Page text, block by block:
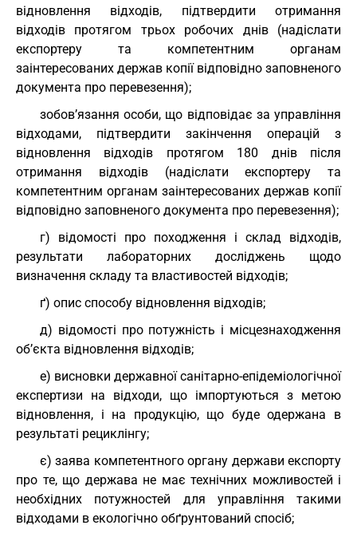
відновлення відходів, підтвердити отримання
відходів протягом трьох робочих днів (надіслати
експортеру та компетентним органам
заінтересованих держав копії відповідно заповненого
документа про перевезення);
зобов’язання особи, що відповідає за управління
відходами, підтвердити закінчення операцій з
відновлення відходів протягом 180 днів після
отримання відходів (надіслати експортеру та
компетентним органам заінтересованих держав копії
відповідно заповненого документа про перевезення);
г) відомості про походження і склад відходів,
результати лабораторних досліджень щодо
визначення складу та властивостей відходів;
ґ) опис способу відновлення відходів;
д) відомості про потужність і місцезнаходження
об’єкта відновлення відходів;
е) висновки державної санітарно-епідеміологічної
експертизи на відходи, що імпортуються з метою
відновлення, і на продукцію, що буде одержана в
результаті рециклінгу;
є) заява компетентного органу держави експорту
про те, що держава не має технічних можливостей і
необхідних потужностей для управління такими
відходами в екологічно обґрунтований спосіб;